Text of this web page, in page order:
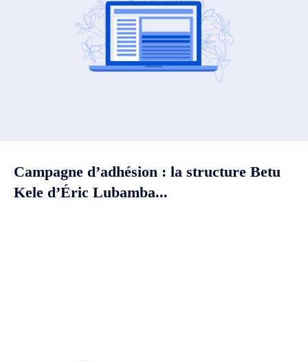
Campagne d’adhésion : la structure Betu
Kele d’Éric Lubamba...